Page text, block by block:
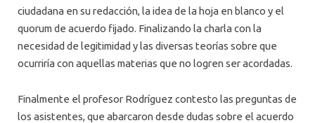
ciudadana en su redacción, la idea de la hoja en blanco y el
quorum de acuerdo fijado. Finalizando la charla con la
necesidad de legitimidad y las diversas teorías sobre que
ocurriría con aquellas materias que no logren ser acordadas.
Finalmente el profesor Rodríguez contesto las preguntas de
los asistentes, que abarcaron desde dudas sobre el acuerdo